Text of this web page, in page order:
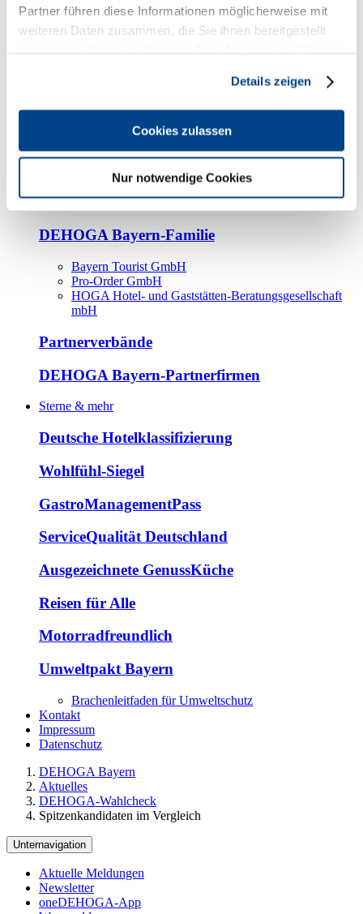
Partner führen diese Informationen möglicherweise mit
weiteren Daten zusammen, die Sie ihnen bereitgestellt
Details zeigen
Cookies zulassen
Nur notwendige Cookies
Kooperationspartner
Tourismusorganisationen
Bayern Tourismus Marketing GmbH
DEHOGA-Familie
Bundesverband
Fachverbände
DEHOGA Bayern-Familie
Bayern Tourist GmbH
Pro-Order GmbH
HOGA Hotel- und Gaststätten-Beratungsgesellschaft
mbH
Partnerverbände
DEHOGA Bayern-Partnerfirmen
Sterne & mehr
Deutsche Hotelklassifizierung
Wohlfühl-Siegel
GastroManagementPass
ServiceQualität Deutschland
Ausgezeichnete GenussKüche
Reisen für Alle
Motorradfreundlich
Umweltpakt Bayern
Brachenleitfaden für Umweltschutz
Kontakt
Impressum
Datenschutz
DEHOGA Bayern
Aktuelles
DEHOGA-Wahlcheck
Spitzenkandidaten im Vergleich
Unternavigation
Aktuelle Meldungen
Newsletter
oneDEHOGA-App